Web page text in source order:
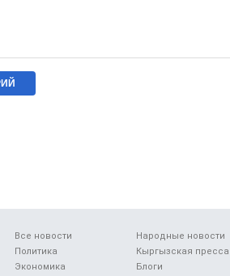
Все новости
Политика
Экономика
Народные новости
Кыргызская пресса
Блоги